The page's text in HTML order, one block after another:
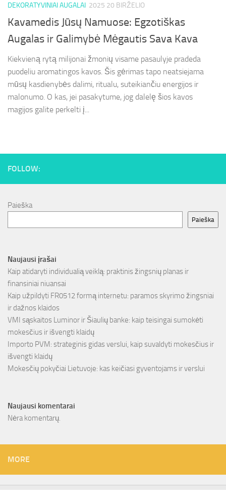
DEKORATYVINIAI AUGALAI 2025 20 BIRŽELIO
Kavamedis Jūsų Namuose: Egzotiškas
Augalas ir Galimybė Mėgautis Sava Kava
Kiekvieną rytą milijonai žmonių visame pasaulyje pradeda
puodeliu aromatingos kavos. Šis gėrimas tapo neatsiejama
mūsų kasdienybės dalimi, ritualu, suteikiančiu energijos ir
malonumo. O kas, jei pasakytume, jog dalelę šios kavos
magijos galite perkelti į...
FOLLOW:
Paieška
Paieška
Naujausi įrašai
Kaip atidaryti individualią veiklą: praktinis žingsnių planas ir
finansiniai niuansai
Kaip užpildyti FR0512 formą internetu: paramos skyrimo žingsniai
ir dažnos klaidos
VMI sąskaitos Luminor ir Šiaulių banke: kaip teisingai sumokėti
mokesčius ir išvengti klaidų
Importo PVM: strateginis gidas verslui, kaip suvaldyti mokesčius ir
išvengti klaidų
Mokesčių pokyčiai Lietuvoje: kas keičiasi gyventojams ir verslui
Naujausi komentarai
Nėra komentarų.
MORE